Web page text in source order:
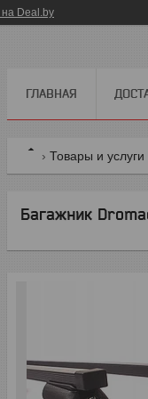
на Deal.by
ГЛАВНАЯ
Товары и услуги
Багажник